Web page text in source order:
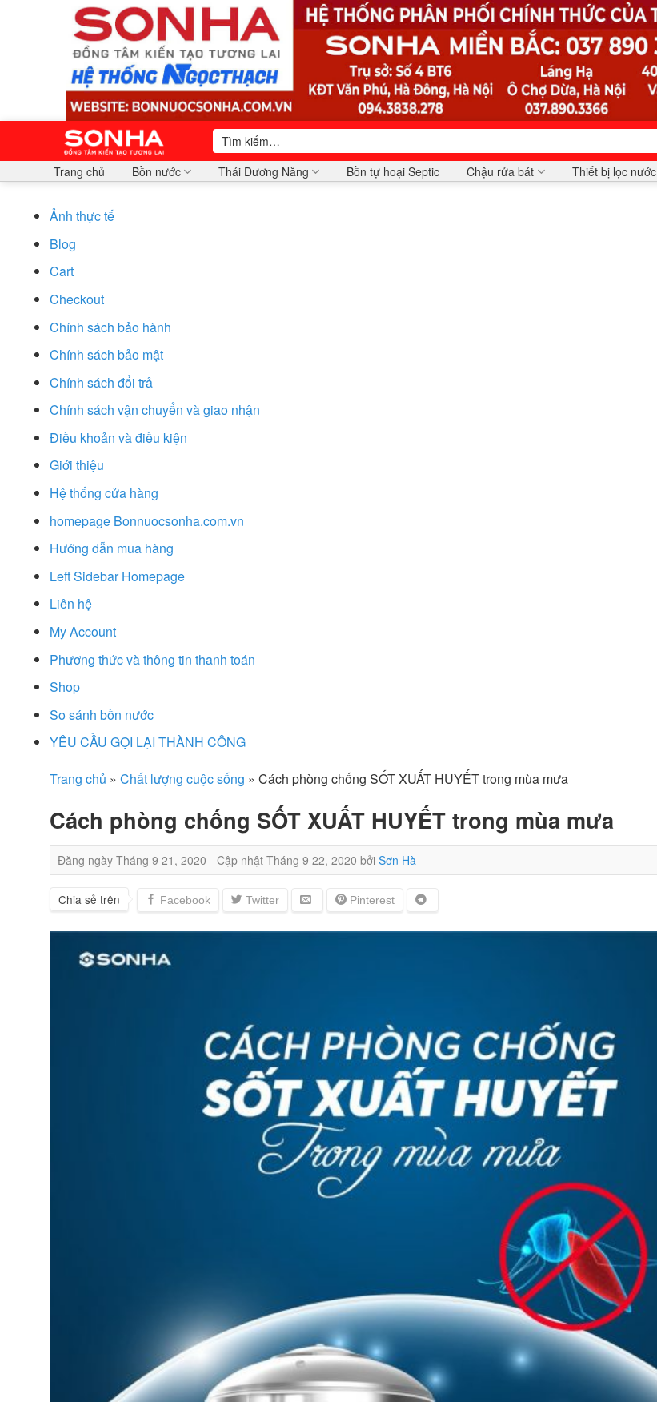
Tìm
kiếm:
Trang chủ Bồn nước Thái Dương Năng Bồn tự hoại Septic Chậu rửa bát Thiết bị lọc nước
Ảnh thực tế
Blog
Cart
Checkout
Chính sách bảo hành
Chính sách bảo mật
Chính sách đổi trả
Chính sách vận chuyển và giao nhận
Điều khoản và điều kiện
Giới thiệu
Hệ thống cửa hàng
homepage Bonnuocsonha.com.vn
Hướng dẫn mua hàng
Left Sidebar Homepage
Liên hệ
My Account
Phương thức và thông tin thanh toán
Shop
So sánh bồn nước
YÊU CẦU GỌI LẠI THÀNH CÔNG
Trang chủ » Chất lượng cuộc sống » Cách phòng chống SỐT XUẤT HUYẾT trong mùa mưa
Cách phòng chống SỐT XUẤT HUYẾT trong mùa mưa
Đăng ngày Tháng 9 21, 2020 - Cập nhật Tháng 9 22, 2020 bởi Sơn Hà
Chia sẻ trên